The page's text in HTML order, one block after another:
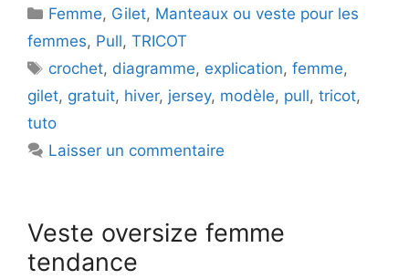
Catégories
Femme, Gilet, Manteaux ou veste pour les
femmes, Pull, TRICOT
Étiquettes
crochet, diagramme, explication,femme,
gilet, gratuit, hiver, jersey, modèle, pull, tricot,
tuto
Laisser un commentaire
Veste oversize femme
tendance